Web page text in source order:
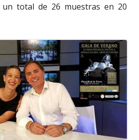
un total de 26 muestras en 20